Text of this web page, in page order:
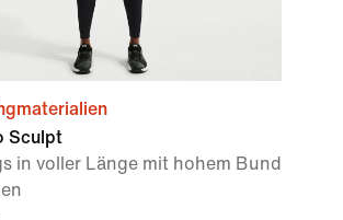
Sculpt
in voller Länge mit hohem Bund